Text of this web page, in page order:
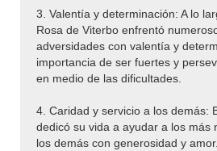
3. Valentía y determinación: A lo
Rosa de Viterbo enfrentó
adversidades con valentía y
importancia de ser fuertes y
en medio de las dificultades.
4. Caridad y servicio a los demás:
dedicó su vida a ayudar a los más
los demás con generosidad y